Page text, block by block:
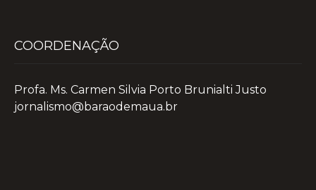
COORDENAÇÃO
Profa. Ms. Carmen Silvia Porto Brunialti Justo
jornalismo@baraodemaua.br